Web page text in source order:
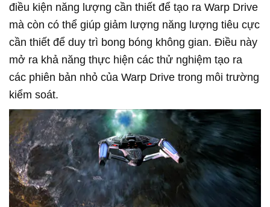
điều kiện năng lượng cần thiết để tạo ra Warp Drive
mà còn có thể giúp giảm lượng năng lượng tiêu cực
cần thiết để duy trì bong bóng không gian. Điều này
mở ra khả năng thực hiện các thử nghiệm tạo ra
các phiên bản nhỏ của Warp Drive trong môi trường
kiểm soát.